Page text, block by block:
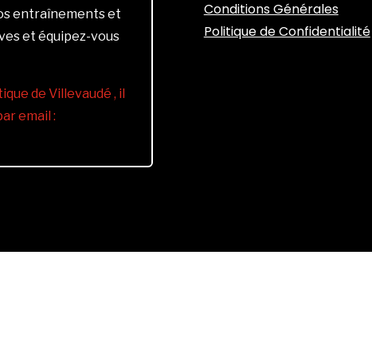
entraînements et
et équipez-vous
de Villevaudé , il
email :
Conditions Générales
Politique de Confidentialité